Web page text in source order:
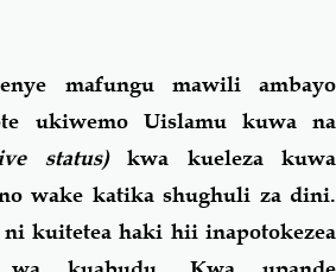
mafungu mawili ambayo
ukiwemo Uislamu kuwa na
status)kwa kueleza kuwa
wake katika shughuli za dini.
kuitetea haki hii inapotokezea